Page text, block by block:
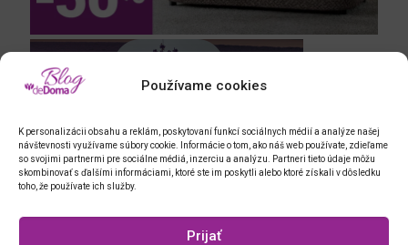
Používame cookies
K personalizácii obsahu a reklám, poskytovaní funkcí sociálnych médií a analýze našej
návštevnosti využívame súbory cookie. Informácie o tom, ako náš web používate, zdieľame
so svojimi partnermi pre sociálne médiá, inzerciu a analýzu. Partneri tieto údaje môžu
skombinovať s ďalšími informáciami, ktoré ste im poskytli alebo ktoré získali v dôsledku
toho, že používate ich služby.
Prijať